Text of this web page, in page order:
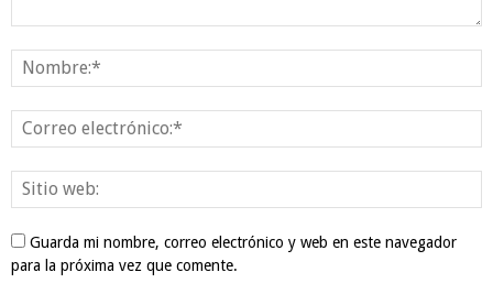
Guarda mi nombre, correo electrónico y web en este navegador
para la próxima vez que comente.